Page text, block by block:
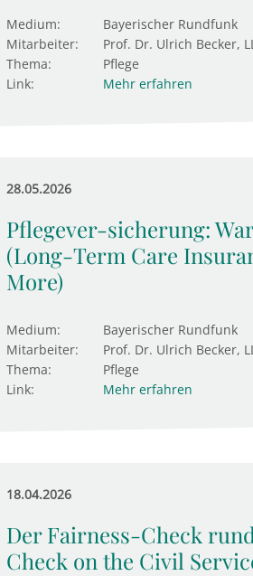
Medium:
Bayerischer Rundfunk
Mitarbeiter:
Prof. Dr. Ulrich Becker,
Thema:
Pflege
Link:
Mehr erfahren
28.05.2026
Pflegever-sicherung:
(Long-Term Care
More)
Medium:
Bayerischer Rundfunk
Mitarbeiter:
Prof. Dr. Ulrich Becker,
Thema:
Pflege
Link:
Mehr erfahren
18.04.2026
Der Fairness-Check
Check on the Civil